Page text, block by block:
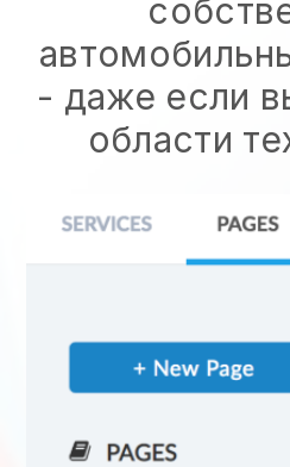
- даже если
области